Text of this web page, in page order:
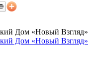
Дом «Новый Взгляд»